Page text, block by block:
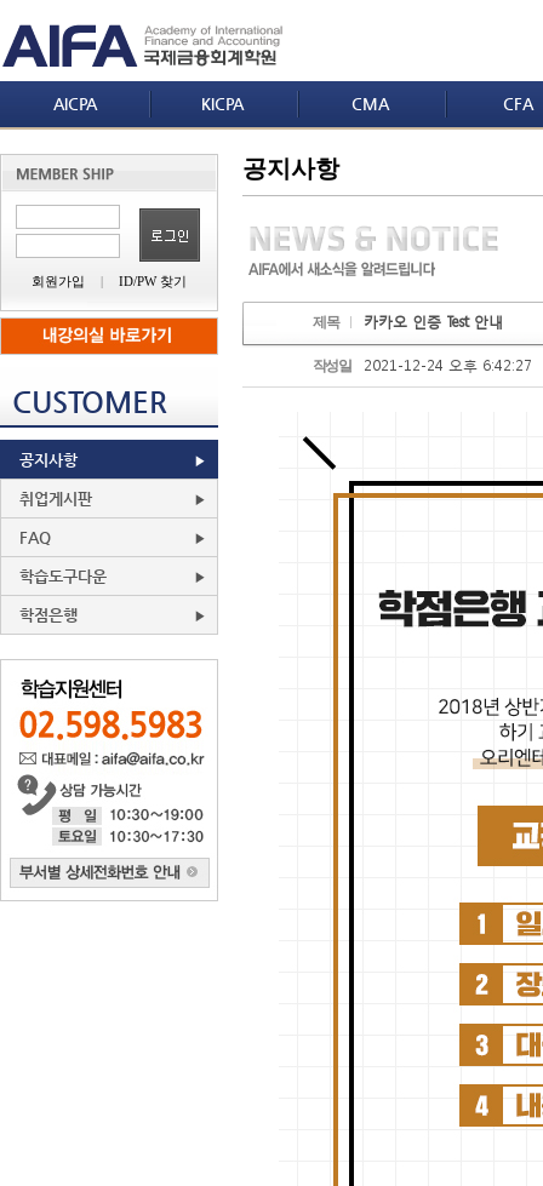
AICPA KICPA CMA CFA
회원가입 | ID/PW 찾기
CUSTOMER
공지사항
취업게시판
FAQ
학습도구다운
학점은행
공지사항
제목 카카오 인증 Test 안내
작성일 2021-12-24 오후 6:42:27